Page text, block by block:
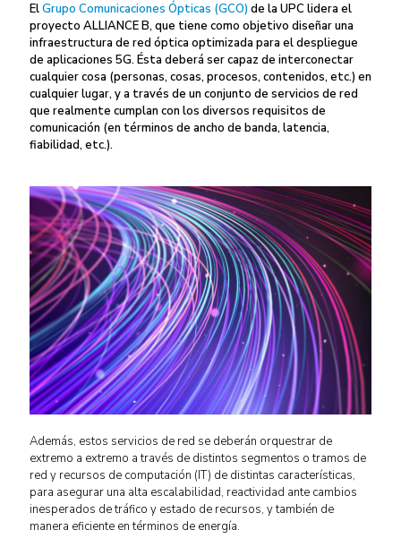
ElGrupo Comunicaciones Ópticas (GCO) de la UPC lidera el
proyecto ALLIANCE B, que tiene como objetivo diseñar una
infraestructura de red óptica optimizada para el despliegue
de aplicaciones 5G. Ésta deberá ser capaz de interconectar
cualquier cosa (personas, cosas, procesos, contenidos, etc.) en
cualquier lugar, y a través de un conjunto de servicios de red
que realmente cumplan con los diversos requisitos de
comunicación (en términos de ancho de banda, latencia,
fiabilidad, etc.).
Además, estos servicios de red se deberán orquestrar de
extremo a extremo a través de distintos segmentos o tramos de
red y recursos de computación (IT) de distintas características,
para asegurar una alta escalabilidad, reactividad ante cambios
inesperados de tráfico y estado de recursos, y también de
manera eficiente en términos de energía.